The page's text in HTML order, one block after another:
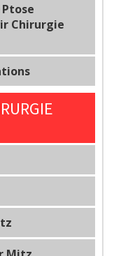
Chirurgie